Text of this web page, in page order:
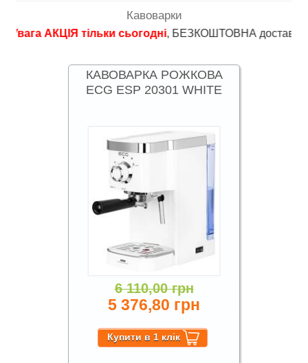
Кавоварки
АКЦІЯ тільки сьогодні, БЕЗКОШТОВНА доставка в
КАВОВАРКА РОЖКОВА
ECG ESP 20301 WHITE
6 110,00 грн
5 376,80 грн